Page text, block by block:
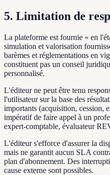
5. Limitation de
La plateforme est fournie « en
simulation et valorisation
barèmes et réglementations en
constituent pas un conseil
personnalisé.
L'éditeur ne peut être tenu
l'utilisateur sur la base des
importants (acquisition, cession,
impératif de faire appel à un
expert-comptable, évaluateur
L'éditeur s'efforce d'assurer la
mais ne garantit aucun SLA
plan d'abonnement. Des
cause externe sont possibles.